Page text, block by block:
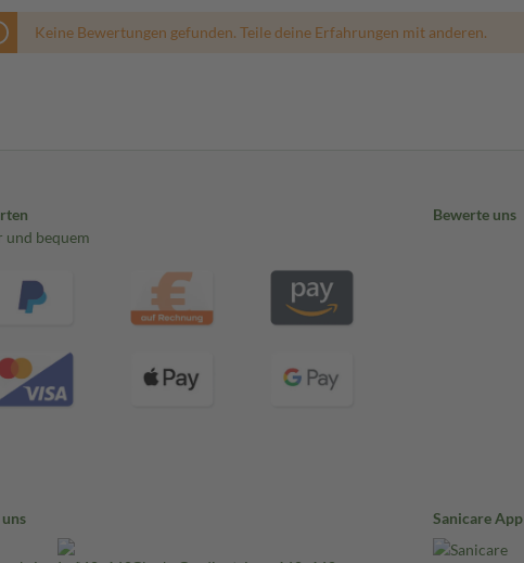
Keine Bewertungen gefunden. Teile deine Erfahrungen mit anderen.
und bequem
Bewerte uns
Sanicare App